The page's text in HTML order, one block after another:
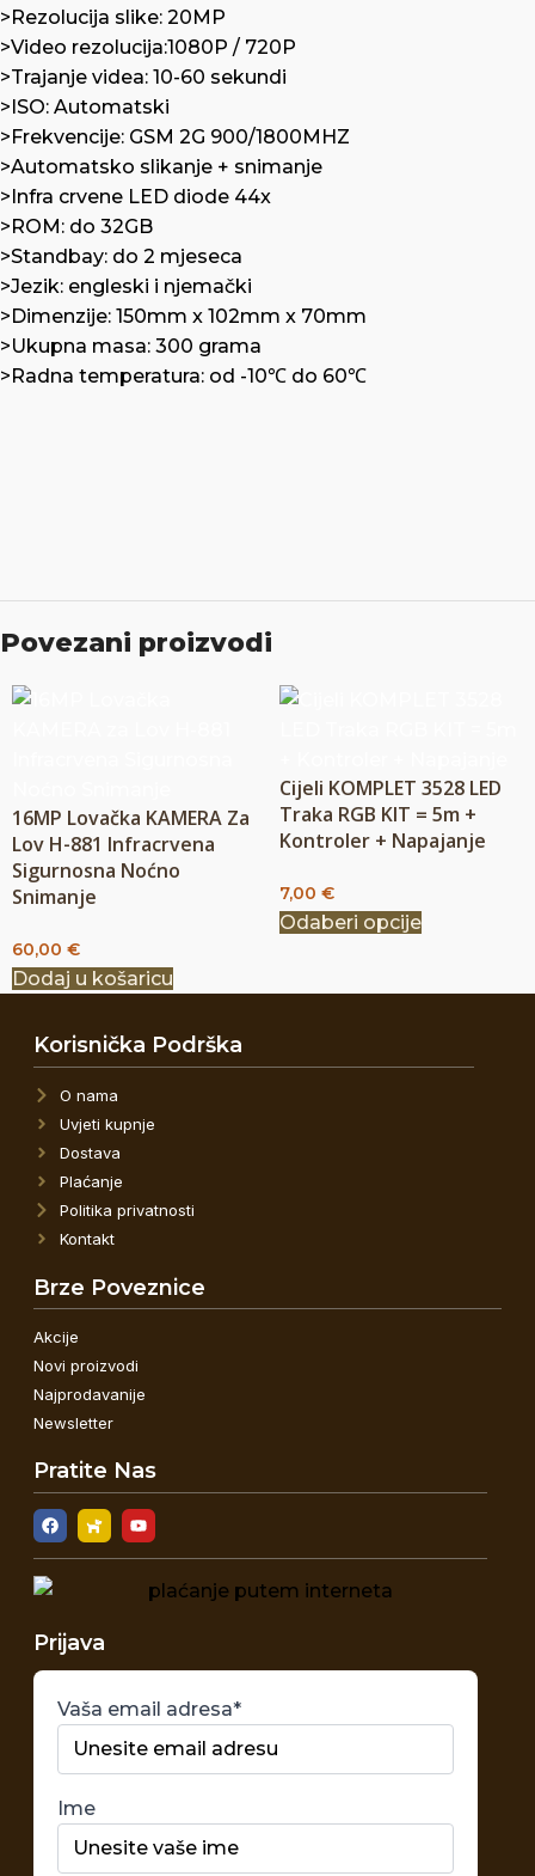
>Rezolucija slike: 20MP
>Video rezolucija:1080P / 720P
>Trajanje videa: 10-60 sekundi
>ISO: Automatski
>Frekvencije: GSM 2G 900/1800MHZ
>Automatsko slikanje + snimanje
>Infra crvene LED diode 44x
>ROM: do 32GB
>Standbay: do 2 mjeseca
>Jezik: engleski i njemački
>Dimenzije: 150mm x 102mm x 70mm
>Ukupna masa: 300 grama
>Radna temperatura: od -10℃ do 60℃
Povezani proizvodi
16MP Lovačka KAMERA Za
Lov H-881 Infracrvena
Sigurnosna Noćno
Snimanje
60,00 €
Dodaj u košaricu
Cijeli KOMPLET 3528 LED
Traka RGB KIT = 5m +
Kontroler + Napajanje
7,00 €
Odaberi opcije
Korisnička Podrška
O nama
Uvjeti kupnje
Dostava
Plaćanje
Politika privatnosti
Kontakt
Brze Poveznice
Akcije
Novi proizvodi
Najprodavanije
Newsletter
Pratite Nas
Prijava
Vaša email adresa*
Ime